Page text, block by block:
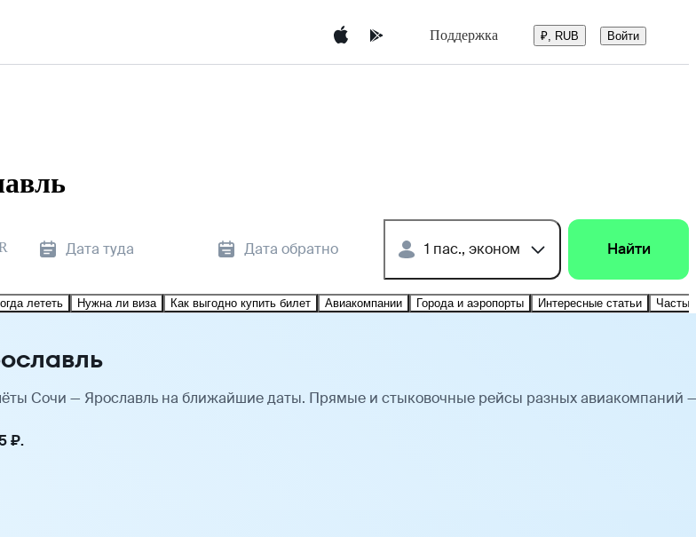
Поддержка ₽, RUB Войти
Дата туда Дата обратно 1 пас., эконом Найти
лететь Нужна ли виза Как выгодно купить билет Авиакомпании Города и аэропорты Интересные статьи
Сочи — Ярославль на ближайшие даты. Прямые и стыковочные рейсы разных авиакомпаний
₽.